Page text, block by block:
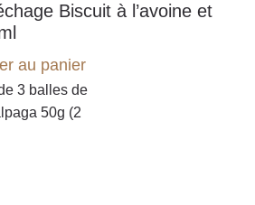
Biscuit à l’avoine et
au panier